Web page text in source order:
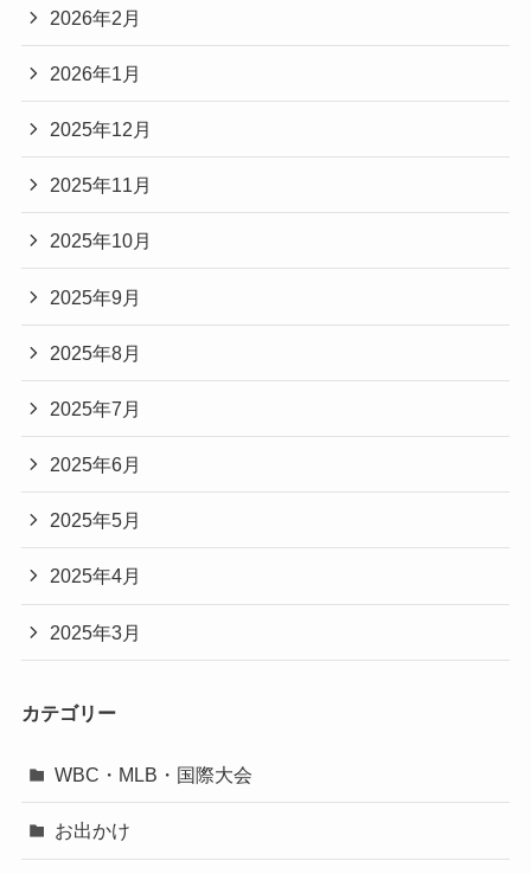
2026年2月
2026年1月
2025年12月
2025年11月
2025年10月
2025年9月
2025年8月
2025年7月
2025年6月
2025年5月
2025年4月
2025年3月
カテゴリー
WBC・MLB・国際大会
お出かけ